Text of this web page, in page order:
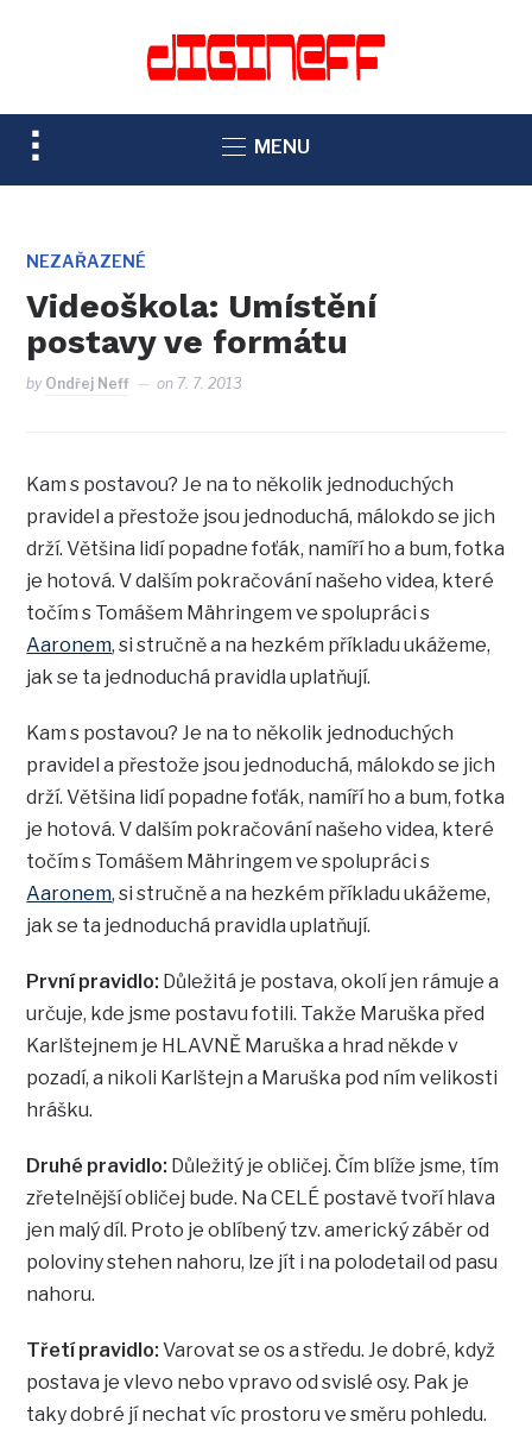
TOGGLE
SIDEBAR
NAVIGATION
MENU
NEZAŘAZENÉ
Videoškola: Umístění
postavy ve formátu
by Ondřej Neff on 7. 7. 2013
Kam s postavou? Je na to několik jednoduchých
pravidel a přestože jsou jednoduchá, málokdo se jich
drží. Většina lidí popadne foťák, namíří ho a bum, fotka
je hotová. V dalším pokračování našeho videa, které
točím s Tomášem Mähringem ve spolupráci s
Aaronem, si stručně a na hezkém příkladu ukážeme,
jak se ta jednoduchá pravidla uplatňují.
Kam s postavou? Je na to několik jednoduchých
pravidel a přestože jsou jednoduchá, málokdo se jich
drží. Většina lidí popadne foťák, namíří ho a bum, fotka
je hotová. V dalším pokračování našeho videa, které
točím s Tomášem Mähringem ve spolupráci s
Aaronem, si stručně a na hezkém příkladu ukážeme,
jak se ta jednoduchá pravidla uplatňují.
První pravidlo: Důležitá je postava, okolí jen rámuje a
určuje, kde jsme postavu fotili. Takže Maruška před
Karlštejnem je HLAVNĚ Maruška a hrad někde v
pozadí, a nikoli Karlštejn a Maruška pod ním velikosti
hrášku.
Druhé pravidlo: Důležitý je obličej. Čím blíže jsme, tím
zřetelnější obličej bude. Na CELÉ postavě tvoří hlava
jen malý díl. Proto je oblíbený tzv. americký záběr od
poloviny stehen nahoru, lze jít i na polodetail od pasu
nahoru.
Třetí pravidlo: Varovat se os a středu. Je dobré, když
postava je vlevo nebo vpravo od svislé osy. Pak je
taky dobré jí nechat víc prostoru ve směru pohledu.